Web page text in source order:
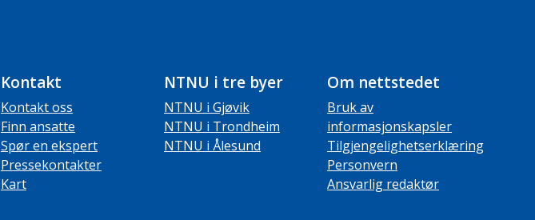
Kontakt
Kontakt oss
Finn ansatte
Spør en ekspert
Pressekontakter
Kart
NTNU i tre byer
NTNU i Gjøvik
NTNU i Trondheim
NTNU i Ålesund
Om nettstedet
Bruk av
informasjonskapsler
Tilgjengelighetserklæring
Personvern
Ansvarlig redaktør